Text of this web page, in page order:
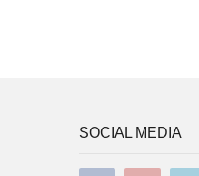
SOCIAL MEDIA